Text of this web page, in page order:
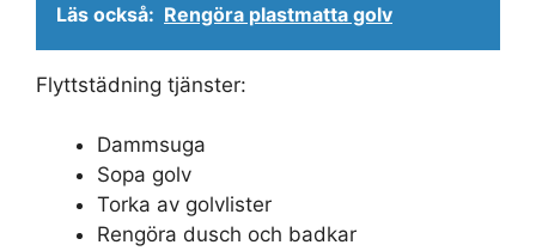
Läs också: Rengöra plastmatta golv
Flyttstädning tjänster:
Dammsuga
Sopa golv
Torka av golvlister
Rengöra dusch och badkar